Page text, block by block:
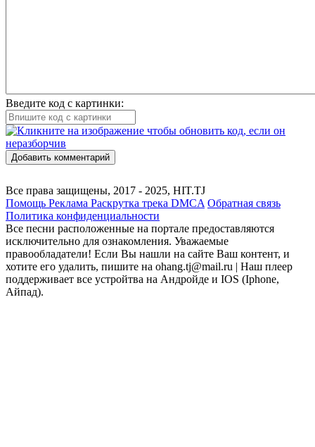
Введите код с картинки:
Добавить комментарий
Все права защищены, 2017 - 2025, HIT.TJ
Помощь Реклама Раскрутка трека DMCA Обратная связь
Политика конфиденциальности
Все песни расположенные на портале предоставляются
исключительно для ознакомления. Уважаемые
правообладатели! Если Вы нашли на сайте Ваш контент, и
хотите его удалить, пишите на ohang.tj@mail.ru | Наш плеер
поддерживает все устройтва на Андройде и IOS (Iphone,
Айпад).